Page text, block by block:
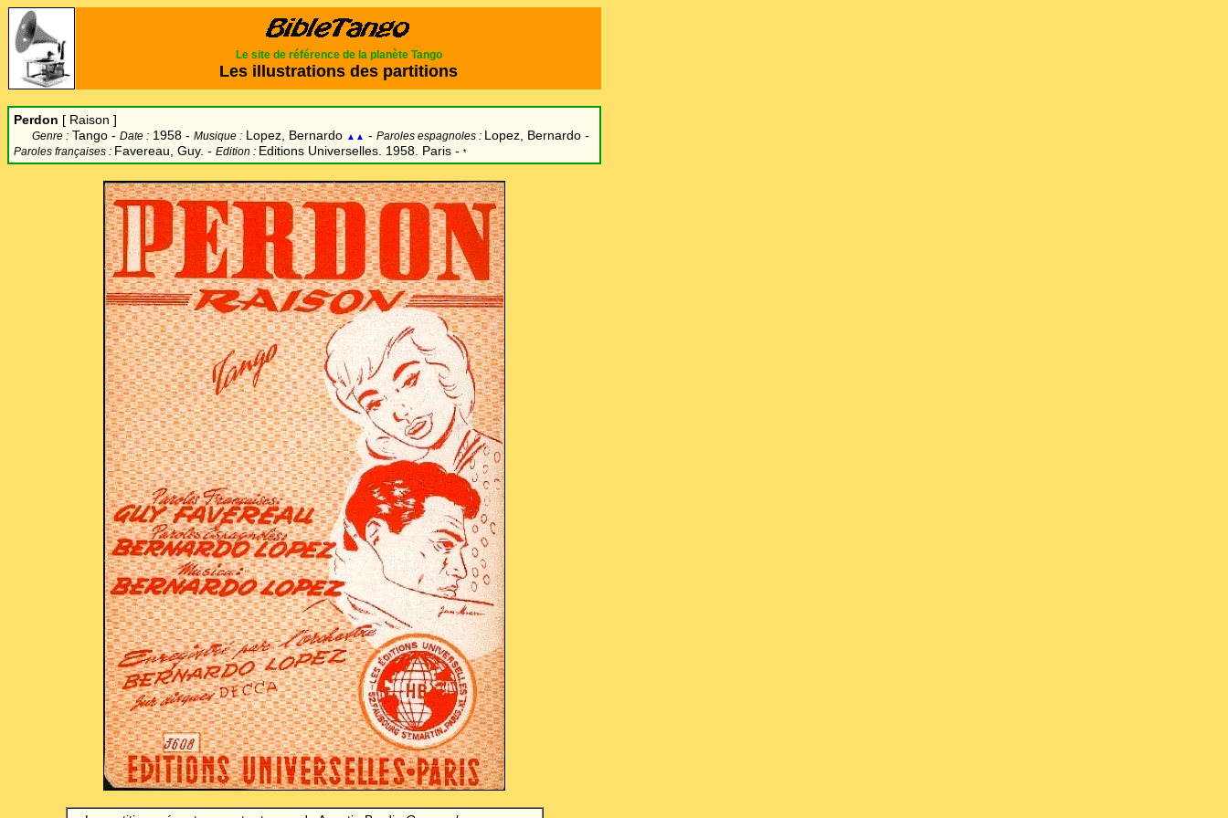
Le site de référence de la planète Tango
Les illustrations des partitions
Perdon [ Raison ]
Genre : Tango - Date : 1958 - Musique : Lopez, Bernardo ▲▲ - Paroles espagnoles : Lopez, Bernardo -
Paroles françaises : Favereau, Guy. - Edition : Editions Universelles. 1958. Paris - *